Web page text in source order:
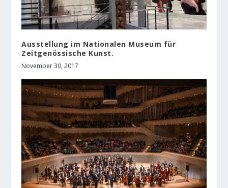
Ausstellung im Nationalen Museum für
Zeitgenössische Kunst.
November 30, 2017